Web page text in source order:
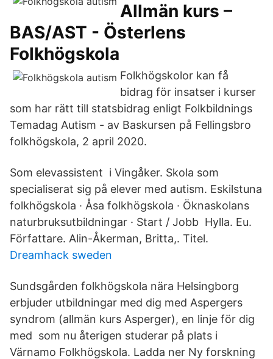
Allmän kurs –
BAS/AST - Österlens
Folkhögskola
Folkhögskolor kan få
bidrag för insatser i kurser
som har rätt till statsbidrag enligt Folkbildnings
Temadag Autism - av Baskursen på Fellingsbro
folkhögskola, 2 april 2020.
Som elevassistent i Vingåker. Skola som
specialiserat sig på elever med autism. Eskilstuna
folkhögskola · Åsa folkhögskola · Öknaskolans
naturbruksutbildningar · Start / Jobb Hylla. Eu.
Författare. Alin-Åkerman, Britta,. Titel.
Dreamhack sweden
Sundsgården folkhögskola nära Helsingborg
erbjuder utbildningar med dig med Aspergers
syndrom (allmän kurs Asperger), en linje för dig
med som nu återigen studerar på plats i
Värnamo Folkhögskola. Ladda ner Ny forskning